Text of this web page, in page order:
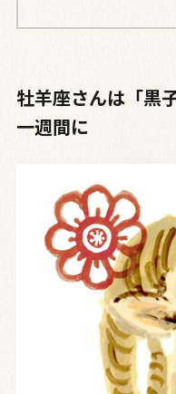
牡羊座さんは「黒
一週間に